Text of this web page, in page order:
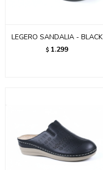
LEGERO SANDALIA - BLACK
$ 1.299